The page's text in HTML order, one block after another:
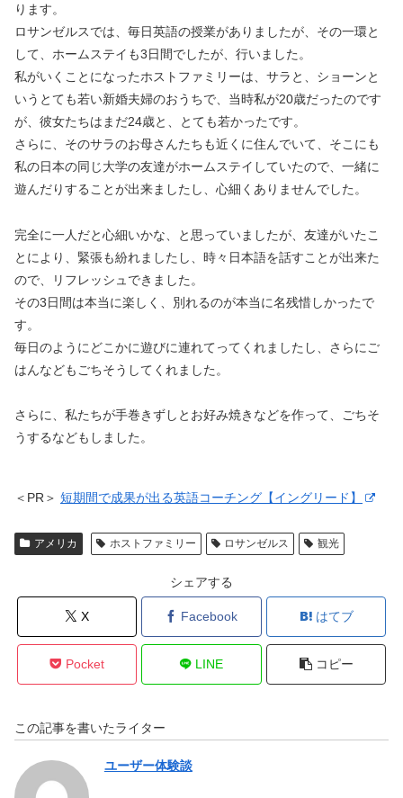
ります。
ロサンゼルスでは、毎日英語の授業がありましたが、その一環と
して、ホームステイも3日間でしたが、行いました。
私がいくことになったホストファミリーは、サラと、ショーンと
いうとても若い新婚夫婦のおうちで、当時私が20歳だったのです
が、彼女たちはまだ24歳と、とても若かったです。
さらに、そのサラのお母さんたちも近くに住んでいて、そこにも
私の日本の同じ大学の友達がホームステイしていたので、一緒に
遊んだりすることが出来ましたし、心細くありませんでした。
完全に一人だと心細いかな、と思っていましたが、友達がいたこ
とにより、緊張も紛れましたし、時々日本語を話すことが出来た
ので、リフレッシュできました。
その3日間は本当に楽しく、別れるのが本当に名残惜しかったで
す。
毎日のようにどこかに遊びに連れてってくれましたし、さらにご
はんなどもごちそうしてくれました。
さらに、私たちが手巻きずしとお好み焼きなどを作って、ごちそ
うするなどもしました。
＜PR＞ 短期間で成果が出る英語コーチング【イングリード】
アメリカ ホストファミリー ロサンゼルス 観光
シェアする
X Facebook はてブ
Pocket LINE コピー
この記事を書いたライター
ユーザー体験談